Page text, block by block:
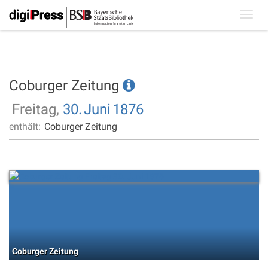
Coburger Zeitung
Freitag, 30.Juni 1876
enthält: Coburger Zeitung
Coburger Zeitung